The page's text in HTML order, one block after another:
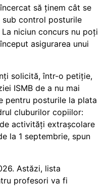
să ținem cât se
sub control posturile
niciun concurs nu poți
asigurarea unui
solicită, într-o petiție,
ISMB de a nu mai
pentru posturile la plata
cluburilor copiilor:
activități extrașcolare
la 1 septembrie, spun
Astăzi, lista
profesori va fi